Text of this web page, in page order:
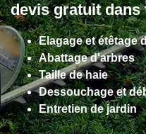
devis gratuit dans
Elagage et étêtage
Abattage d'arbres
Taille de haie
Dessouchage et
Entretien de jardin